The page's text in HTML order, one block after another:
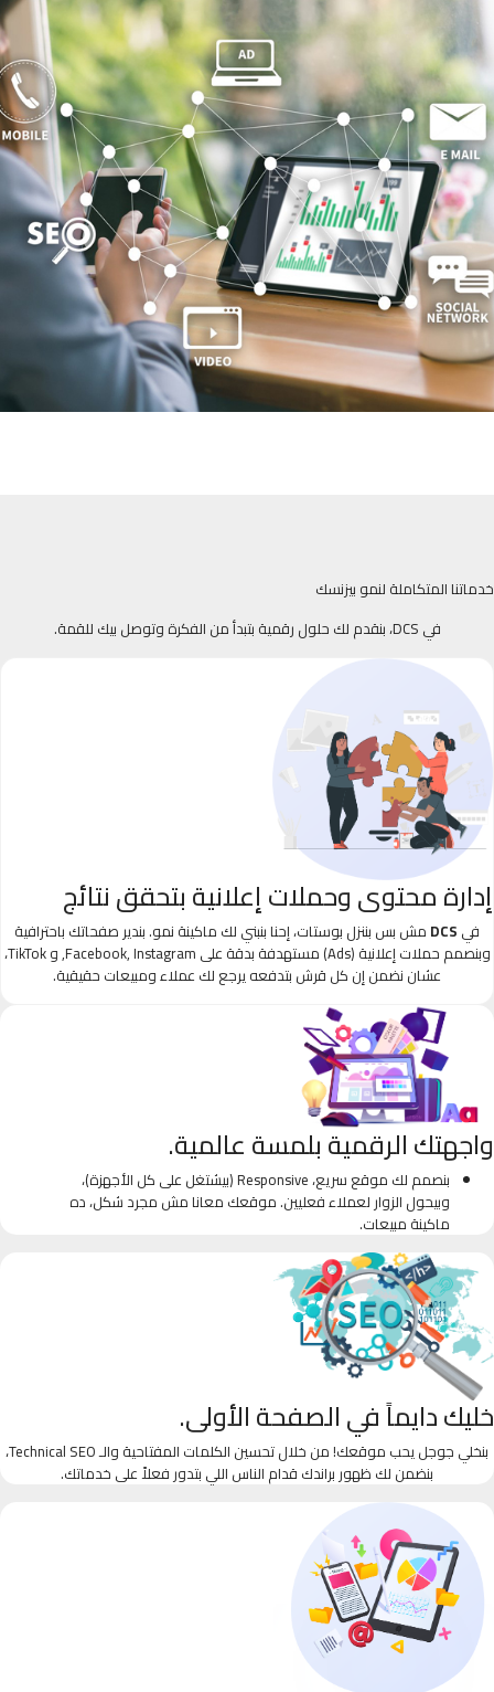
خدماتنا المتكاملة لنمو بيزنسك
في DCS، بنقدم لك حلول رقمية بتبدأ من الفكرة وتوصل بيك للقمة.
إدارة محتوى وحملات إعلانية بتحقق نتائج
في DCS مش بس بننزل بوستات، إحنا بنبني لك ماكينة نمو. بندير صفحاتك باحترافية
وبنصمم حملات إعلانية (Ads) مستهدفة بدقة على Facebook, Instagram, و TikTok،
عشان نضمن إن كل قرش بتدفعه يرجع لك عملاء ومبيعات حقيقية.
واجهتك الرقمية بلمسة عالمية.
بنصمم لك موقع سريع، Responsive (بيشتغل على كل الأجهزة)،
وبيحول الزوار لعملاء فعليين. موقعك معانا مش مجرد شكل، ده
ماكينة مبيعات.
خليك دايماً في الصفحة الأولى.
بنخلي جوجل يحب موقعك! من خلال تحسين الكلمات المفتاحية والـ Technical SEO،
بنضمن لك ظهور براندك قدام الناس اللي بتدور فعلاً على خدماتك.